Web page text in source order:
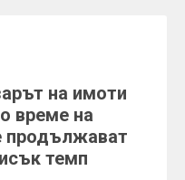
на имоти
време на
продължават
темп